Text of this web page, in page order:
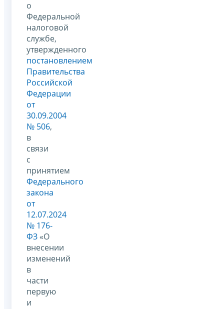
о
Федеральной
налоговой
службе,
утвержденного
постановлением
Правительства
Российской
Федерации
от
30.09.2004
№ 506,
в
связи
с
принятием
Федерального
закона
от
12.07.2024
№ 176-
ФЗ «О
внесении
изменений
в
части
первую
и